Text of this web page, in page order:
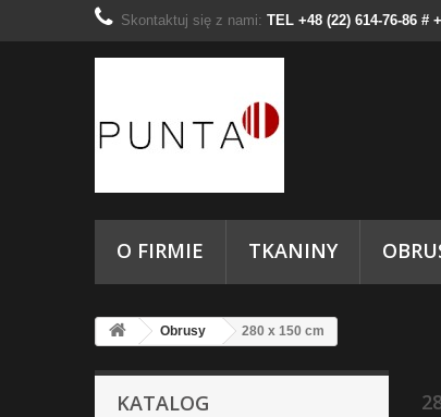
Skontaktuj się z nami: TEL +48 (22) 614-76-86 #
O FIRMIE TKANINY
Obrusy 280 x 150 cm
KATALOG